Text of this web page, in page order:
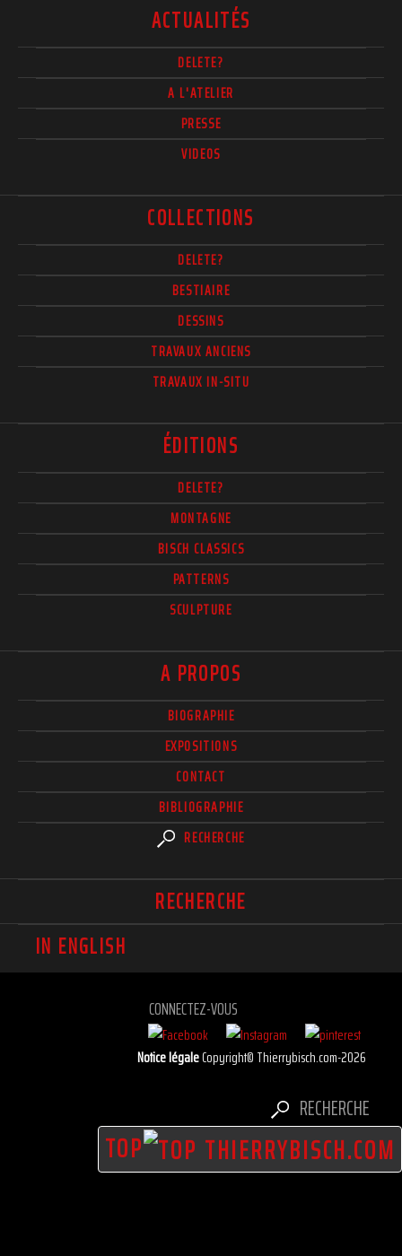
ACTUALITÉS
DELETE?
A L'ATELIER
PRESSE
VIDEOS
COLLECTIONS
DELETE?
BESTIAIRE
DESSINS
TRAVAUX ANCIENS
TRAVAUX IN-SITU
ÉDITIONS
DELETE?
MONTAGNE
BISCH CLASSICS
PATTERNS
SCULPTURE
A PROPOS
BIOGRAPHIE
EXPOSITIONS
CONTACT
BIBLIOGRAPHIE
RECHERCHE
RECHERCHE
IN ENGLISH
CONNECTEZ-VOUS
Notice légaleCopyright© Thierrybisch.com-2026
RECHERCHE
TOP